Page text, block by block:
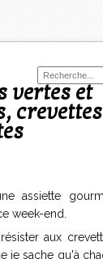
assiette
week-end.
aux
je sache qu'à